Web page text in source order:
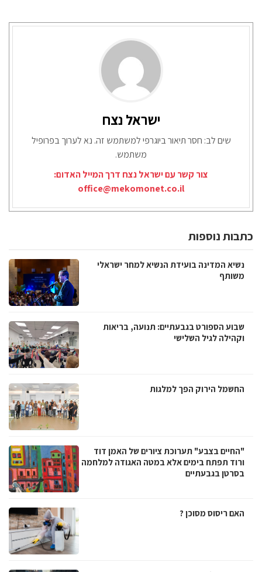
ישראל נצח
שים לב: חסר תיאור ביוגרפי למשתמש זה. נא לערוך בפרופיל
משתמש.
צור קשר עם ישראל נצח דרך המייל האדום:
office@mekomonet.co.il
כתבות נוספות
נשיא המדינה בועידת הנשיא למחר ישראלי
משותף
שבוע הספורט בגבעתיים: תנועה, בריאות
וקהילה לגיל השלישי
החשמל הירוק הפך למלגות
"החיים בצבע" תערוכת ציורים של האמן דוד
ורוד תפתח בימים אלא במטה האגודה למלחמה
בסרטן בגבעתיים
האם ריסוס מסוכן ?